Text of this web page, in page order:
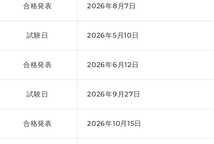
合格発表 2026年8月7日
試験日 2026年5月10日
合格発表 2026年6月12日
試験日 2026年9月27日
合格発表 2026年10月15日